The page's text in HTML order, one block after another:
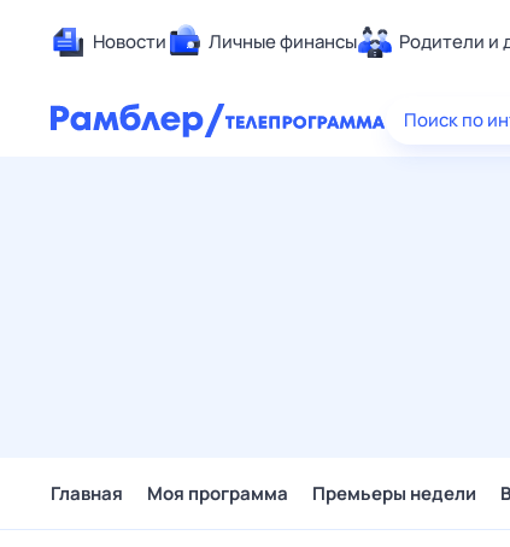
Новости Личные финансы Родители и
Поиск по
Главная Моя программа Премьеры недели